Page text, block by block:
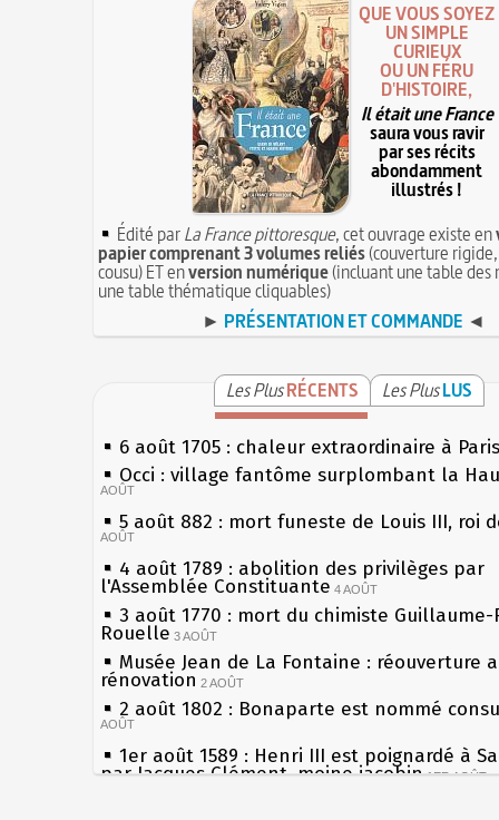
QUE VOUS SOYEZ
UN SIMPLE
CURIEUX
OU UN FÉRU
D'HISTOIRE,
Il était une France
saura vous ravir
par ses récits
abondamment
illustrés !
Édité parLa France pittoresque, cet ouvrage existe en
papier comprenant 3 volumes reliés(couverture
cousu) ET enversion numérique(incluant une table des
une table thématique cliquables)
► PRÉSENTATION ET COMMANDE ◄
Les PlusRÉCENTS Les PlusLUS
6 août 1705 : chaleur extraordinaire à Paris
Occi : village fantôme surplombant la
AOÛT
5 août 882 : mort funeste de Louis III, roi
AOÛT
4 août 1789 : abolition des privilèges par
l'Assemblée Constituante 4 AOÛT
3 août 1770 : mort du chimiste Guillaume-
Rouelle 3 AOÛT
Musée Jean de La Fontaine : réouverture
rénovation 2 AOÛT
2 août 1802 : Bonaparte est nommé
AOÛT
1er août 1589 : Henri III est poignardé à
par Jacques Clément, moine jacobin 1ER AOÛT